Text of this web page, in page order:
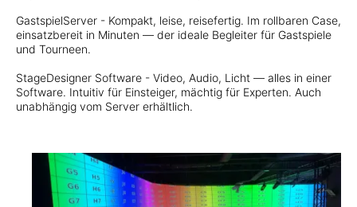
GastspielServer - Kompakt, leise, reisefertig. Im rollbaren Case,
einsatzbereit in Minuten — der ideale Begleiter für Gastspiele
und Tourneen.
StageDesigner Software - Video, Audio, Licht — alles in einer
Software. Intuitiv für Einsteiger, mächtig für Experten. Auch
unabhängig vom Server erhältlich.